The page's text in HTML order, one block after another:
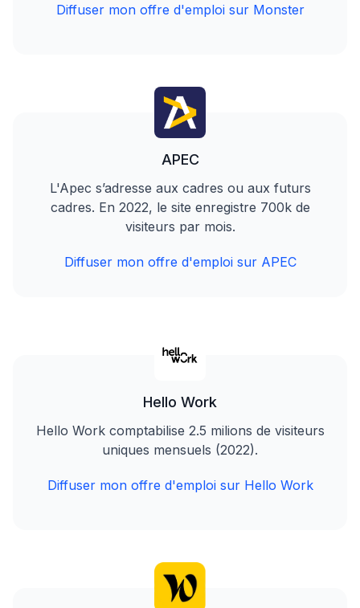
Diffuser mon offre d'emploi sur Monster
APEC
L'Apec s’adresse aux cadres ou aux futurs
cadres. En 2022, le site enregistre 700k de
visiteurs par mois.
Diffuser mon offre d'emploi sur APEC
Hello Work
Hello Work comptabilise 2.5 milions de visiteurs
uniques mensuels (2022).
Diffuser mon offre d'emploi sur Hello Work